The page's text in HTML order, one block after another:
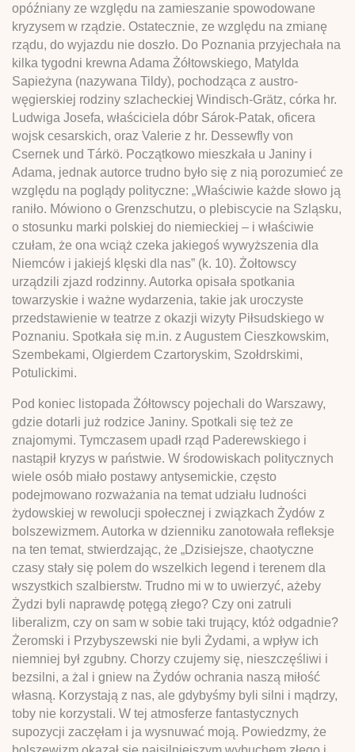
opóźniany ze względu na zamieszanie spowodowane
kryzysem w rządzie. Ostatecznie, ze względu na zmianę
rządu, do wyjazdu nie doszło. Do Poznania przyjechała na
kilka tygodni krewna Adama Żółtowskiego, Matylda
Sapieżyna (nazywana Tildy), pochodząca z austro-
węgierskiej rodziny szlacheckiej Windisch-Grätz, córka hr.
Ludwiga Josefa, właściciela dóbr Sárok-Patak, oficera
wojsk cesarskich, oraz Valerie z hr. Dessewfly von
Csernek und Tárkö. Początkowo mieszkała u Janiny i
Adama, jednak autorce trudno było się z nią porozumieć ze
względu na poglądy polityczne: „Właściwie każde słowo ją
raniło. Mówiono o Grenzschutzu, o plebiscycie na Szląsku,
o stosunku marki polskiej do niemieckiej – i właściwie
czułam, że ona wciąż czeka jakiegoś wywyższenia dla
Niemców i jakiejś klęski dla nas” (k. 10). Żołtowscy
urządzili zjazd rodzinny. Autorka opisała spotkania
towarzyskie i ważne wydarzenia, takie jak uroczyste
przedstawienie w teatrze z okazji wizyty Piłsudskiego w
Poznaniu. Spotkała się m.in. z Augustem Cieszkowskim,
Szembekami, Olgierdem Czartoryskim, Szołdrskimi,
Potulickimi.
Pod koniec listopada Żółtowscy pojechali do Warszawy,
gdzie dotarli już rodzice Janiny. Spotkali się też ze
znajomymi. Tymczasem upadł rząd Paderewskiego i
nastąpił kryzys w państwie. W środowiskach politycznych
wiele osób miało postawy antysemickie, często
podejmowano rozważania na temat udziału ludności
żydowskiej w rewolucji społecznej i związkach Żydów z
bolszewizmem. Autorka w dzienniku zanotowała refleksje
na ten temat, stwierdzając, że „Dzisiejsze, chaotyczne
czasy stały się polem do wszelkich legend i terenem dla
wszystkich szalbierstw. Trudno mi w to uwierzyć, ażeby
Żydzi byli naprawdę potęgą złego? Czy oni zatruli
liberalizm, czy on sam w sobie taki trujący, któż odgadnie?
Żeromski i Przybyszewski nie byli Żydami, a wpływ ich
niemniej był zgubny. Chorzy czujemy się, nieszczęśliwi i
bezsilni, a żal i gniew na Żydów ochrania naszą miłość
własną. Korzystają z nas, ale gdybyśmy byli silni i mądrzy,
toby nie korzystali. W tej atmosferze fantastycznych
supozycji zaczęłam i ja wysnuwać moją. Powiedzmy, że